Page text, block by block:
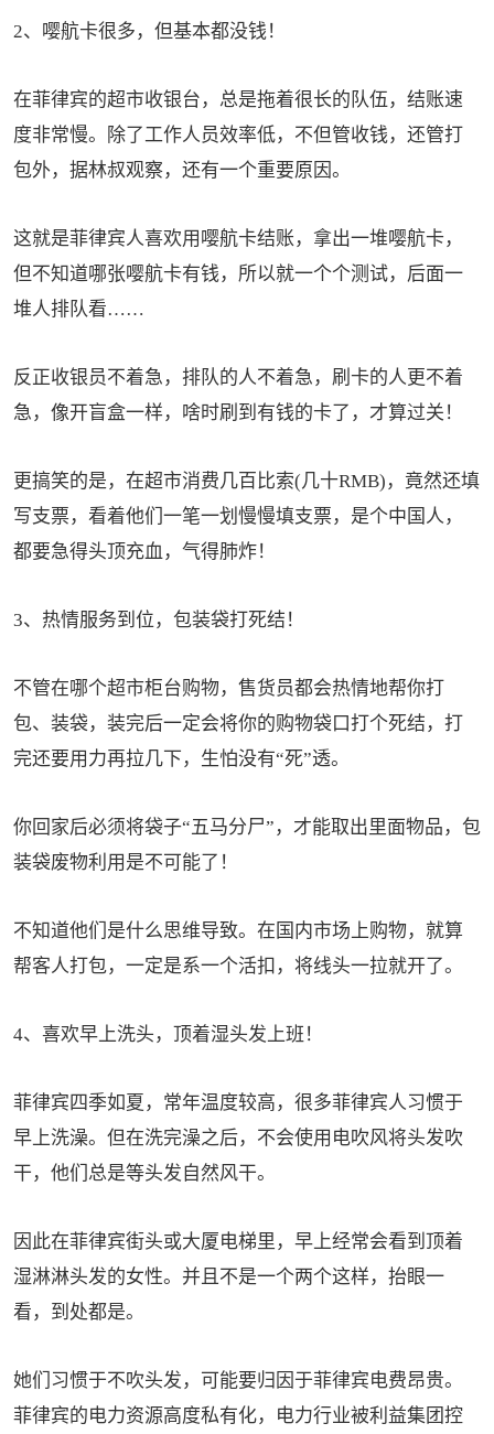
2、嘤航卡很多，但基本都没钱！
在菲律宾的超市收银台，总是拖着很长的队伍，结账速
度非常慢。除了工作人员效率低，不但管收钱，还管打
包外，据林叔观察，还有一个重要原因。
这就是菲律宾人喜欢用嘤航卡结账，拿出一堆嘤航卡，
但不知道哪张嘤航卡有钱，所以就一个个测试，后面一
堆人排队看……
反正收银员不着急，排队的人不着急，刷卡的人更不着
急，像开盲盒一样，啥时刷到有钱的卡了，才算过关！
更搞笑的是，在超市消费几百比索(几十RMB)，竟然还填
写支票，看着他们一笔一划慢慢填支票，是个中国人，
都要急得头顶充血，气得肺炸！
3、热情服务到位，包装袋打死结！
不管在哪个超市柜台购物，售货员都会热情地帮你打
包、装袋，装完后一定会将你的购物袋口打个死结，打
完还要用力再拉几下，生怕没有“死”透。
你回家后必须将袋子“五马分尸”，才能取出里面物品，包
装袋废物利用是不可能了！
不知道他们是什么思维导致。在国内市场上购物，就算
帮客人打包，一定是系一个活扣，将线头一拉就开了。
4、喜欢早上洗头，顶着湿头发上班！
菲律宾四季如夏，常年温度较高，很多菲律宾人习惯于
早上洗澡。但在洗完澡之后，不会使用电吹风将头发吹
干，他们总是等头发自然风干。
因此在菲律宾街头或大厦电梯里，早上经常会看到顶着
湿淋淋头发的女性。并且不是一个两个这样，抬眼一
看，到处都是。
她们习惯于不吹头发，可能要归因于菲律宾电费昂贵。
菲律宾的电力资源高度私有化，电力行业被利益集团控